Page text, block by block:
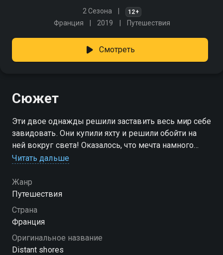
2 Сезона 12+
Франция 2019 Путешествия
Смотреть
Сюжет
Эти двое однажды решили заставить весь мир себе
завидовать. Они купили яхту и решили обойти на
ней вокруг света! Оказалось, что мечта намного
ближе, чем кажется
Читать дальше
Жанр
Путешествия
Страна
Франция
Оригинальное название
Distant shores